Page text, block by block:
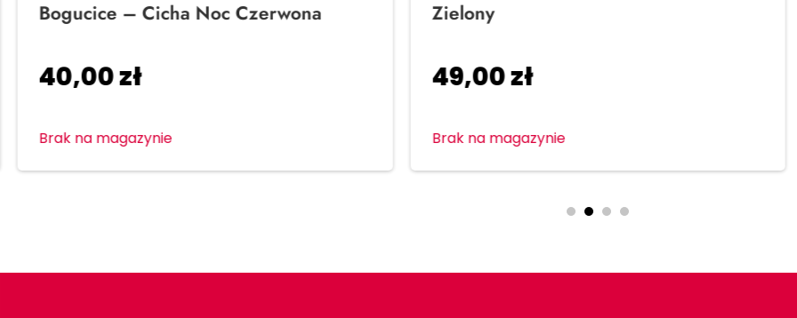
Bogucice – Cicha Noc Czerwona
40,00zł
Brak na magazynie
Zielony
49,00zł
Brak na magazynie